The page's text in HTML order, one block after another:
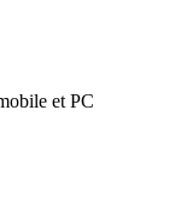
et PC